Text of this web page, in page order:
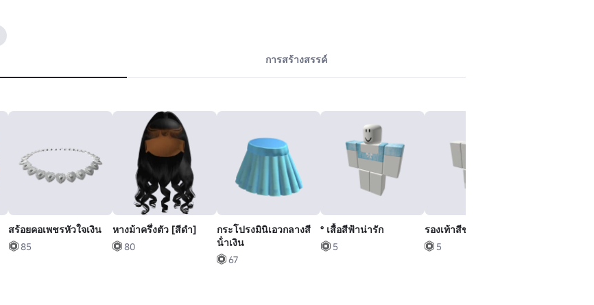
การสร้างสรรค์
สร้อยคอเพชรหัวใจเงิน
85
หางม้าครึ่งตัว [สีดํา]
80
กระโปรงมินิเอวกลางสี
น้ําเงิน
67
° เสื้อสีฟ้าน่ารัก
5
รองเท้าสีขาว
5